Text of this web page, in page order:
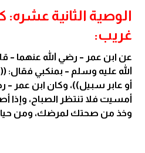
الوصية الثانية عشره:
غريب:
عن ابن عمر – رضي الله عنهما –
الله عليه وسلم – بمنكبي فقال:
أو عابر سبيل))، وكان ابن عمر –
أمسيت فلا تنتظر الصباح، وإذا
وخذ من صحتك لمرضك، ومن